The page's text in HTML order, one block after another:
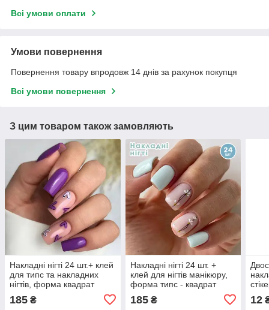
Всі умови оплати
Умови повернення
Повернення товару впродовж 14 днів за рахунок покупця
Всі умови повернення
З цим товаром також замовляють
Накладні нігті 24 шт.+ клей
для типс та накладних
нігтів, форма квадрат
185 ₴
Накладні нігті 24 шт. +
клей для нігтів манікюру,
форма типс - квадрат
185₴ 12